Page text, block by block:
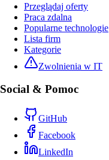
Przeglądaj oferty
Praca zdalna
Popularne technologie
Lista firm
Kategorie
Zwolnienia w IT
Social & Pomoc
GitHub
Facebook
LinkedIn